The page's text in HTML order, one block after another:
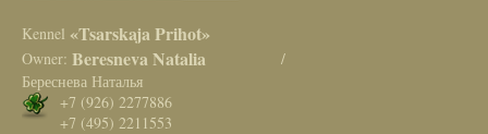
Kennel «Tsarskaja Prihot»
Owner: Beresneva Natalia /
Береснева Наталья
+7 (926) 2277886
+7 (495) 2211553